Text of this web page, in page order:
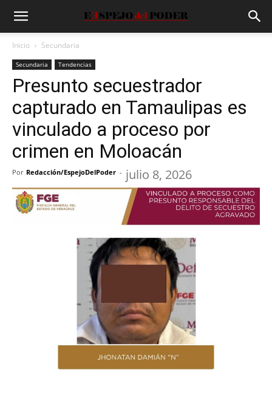
Inicio Secundaria
Secundaria Tendencias
Presunto secuestrador
capturado en Tamaulipas es
vinculado a proceso por
crimen en Moloacán
Por Redacción/EspejoDelPoder - julio 8, 2026